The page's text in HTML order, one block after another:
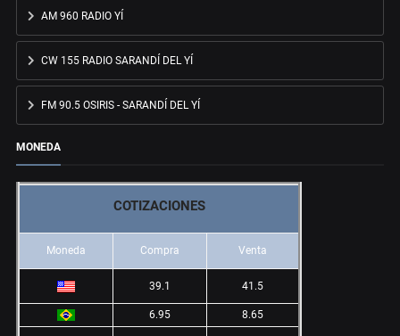
AM 960 RADIO YÍ
CW 155 RADIO SARANDÍ DEL YÍ
FM 90.5 OSIRIS - SARANDÍ DEL YÍ
MONEDA
COTIZACIONES
Moneda Compra Venta
39.1 41.5
6.95 8.65